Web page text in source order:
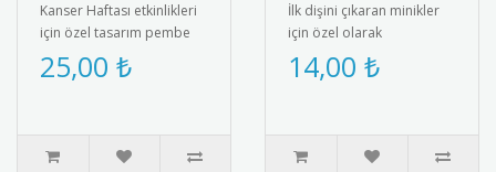
Kanser Haftası etkinlikleri
için özel tasarım pembe
kurdeleli kokart. Yüksek
kalite metal malzemeden..
25,00 ₺
İlk dişini çıkaran minikler
için özel olarak
tasarlanmış bebek
magneti. Diş buğdayı
14,00 ₺